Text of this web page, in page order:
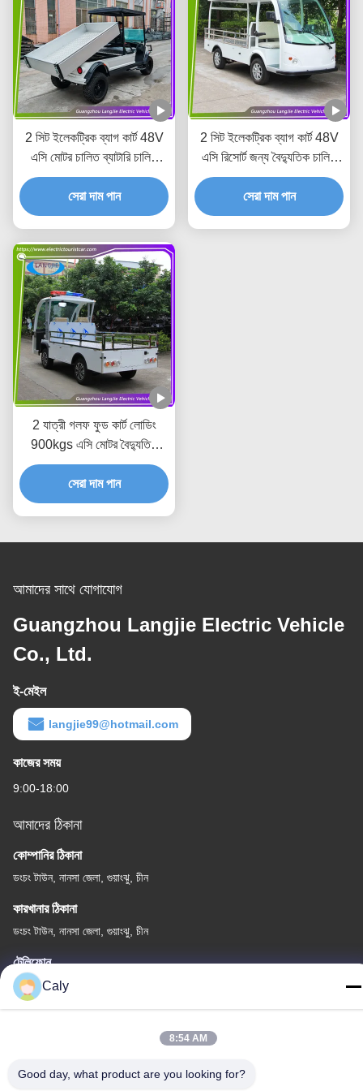
2 সিট ইলেকট্রিক ব্যাগ কার্ট 48V
এসি মোটর চালিত ব্যাটারি চালিত
পার্কিং জন্য বহন ভ্যান
সেরা দাম পান
2 সিট ইলেকট্রিক ব্যাগ কার্ট 48V
এসি রিসোর্ট জন্য বৈদ্যুতিক চালিত
ইউটিলিটি যানবাহন
সেরা দাম পান
2 যাত্রী গলফ ফুড কার্ট লোডিং
900kgs এসি মোটর বৈদ্যুতিক
মালবাহী গাড়ী কারখানা জন্য
সেরা দাম পান
আমাদের সাথে যোগাযোগ
Guangzhou Langjie Electric Vehicle
Co., Ltd.
ই-মেইল
langjie99@hotmail.com
কাজের সময়
9:00-18:00
আমাদের ঠিকানা
কোম্পানির ঠিকানা
ডংচং টাউন, নানসা জেলা, গুয়াংঝু, চীন
কারখানার ঠিকানা
ডংচং টাউন, নানসা জেলা, গুয়াংঝু, চীন
টেলিফোন
86--8619898299923
চীন ভালো মানের বৈদ্যুতিক পর্যটন কার সরবরাহকারী। কপিরাইট © -2026 Guangzhou
Caly
8:54 AM
Good day, what product are you looking for?